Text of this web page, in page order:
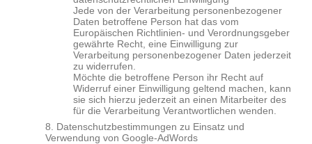
Jede von der Verarbeitung personenbezogener
Daten betroffene Person hat das vom
Europäischen Richtlinien- und Verordnungsgeber
gewährte Recht, eine Einwilligung zur
Verarbeitung personenbezogener Daten jederzeit
zu widerrufen.
Möchte die betroffene Person ihr Recht auf
Widerruf einer Einwilligung geltend machen, kann
sie sich hierzu jederzeit an einen Mitarbeiter des
für die Verarbeitung Verantwortlichen wenden.
8. Datenschutzbestimmungen zu Einsatz und
Verwendung von Google-AdWords